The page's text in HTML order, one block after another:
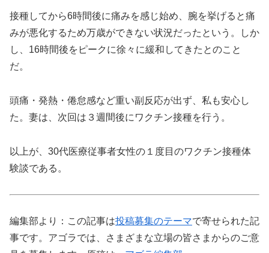
接種してから6時間後に痛みを感じ始め、腕を挙げると痛
みが悪化するため万歳ができない状況だったという。しか
し、16時間後をピークに徐々に緩和してきたとのこと
だ。
頭痛・発熱・倦怠感など重い副反応が出ず、私も安心し
た。妻は、次回は３週間後にワクチン接種を行う。
以上が、30代医療従事者女性の１度目のワクチン接種体
験談である。
編集部より：この記事は投稿募集のテーマで寄せられた記
事です。アゴラでは、さまざまな立場の皆さまからのご意